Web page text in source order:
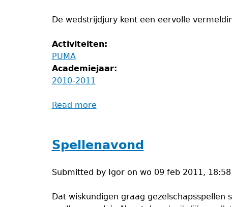
De wedstrijdjury kent een eervolle
Activiteiten:
PUMA
Academiejaar:
2010-2011
Read more
Spellenavond
Submitted by Igoron wo 09 feb 2011, 18:58
Dat wiskundigen graag